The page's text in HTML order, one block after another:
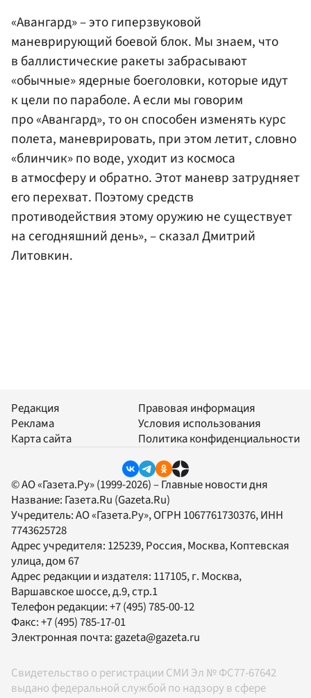
«Авангард» – это гиперзвуковой
маневрирующий боевой блок. Мы знаем, что
в баллистические ракеты забрасывают
«обычные» ядерные боеголовки, которые идут
к цели по параболе. А если мы говорим
про «Авангард», то он способен изменять курс
полета, маневрировать, при этом летит, словно
«блинчик» по воде, уходит из космоса
в атмосферу и обратно. Этот маневр затрудняет
его перехват. Поэтому средств
противодействия этому оружию не существует
на сегодняшний день», – сказал Дмитрий
Литовкин.
Редакция
Реклама
Карта сайта
Правовая информация
Условия использования
Политика конфиденциальности
© АО «Газета.Ру» (1999-2026) – Главные новости дня
Название: Газета.Ru (Gazeta.Ru)
Учредитель:АО «Газета.Ру», ОГРН 1067761730376, ИНН
7743625728
Адрес учредителя: 125239, Россия, Москва, Коптевская
улица, дом 67
Адрес редакции и издателя: 117105, г. Москва,
Варшавское шоссе, д.9, стр.1
Телефон редакции:+7 (495) 785-00-12
Факс:+7 (495) 785-17-01
Электронная почта:gazeta@gazeta.ru
Свидетельство о регистрации СМИ Эл № ФС77-67642
выдано федеральной службой по надзору в сфере